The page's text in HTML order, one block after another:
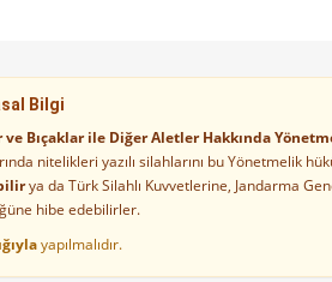
Bilgi
Bıçaklar ile Diğer Aletler Hakkında
nitelikleri yazılı silahlarını bu Yönetmelik
ya da Türk Silahlı Kuvvetlerine, Jandarma
hibe edebilirler.
yapılmalıdır.